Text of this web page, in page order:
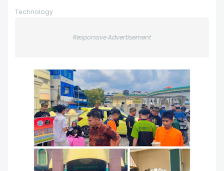
Technology
Responsive Advertisement